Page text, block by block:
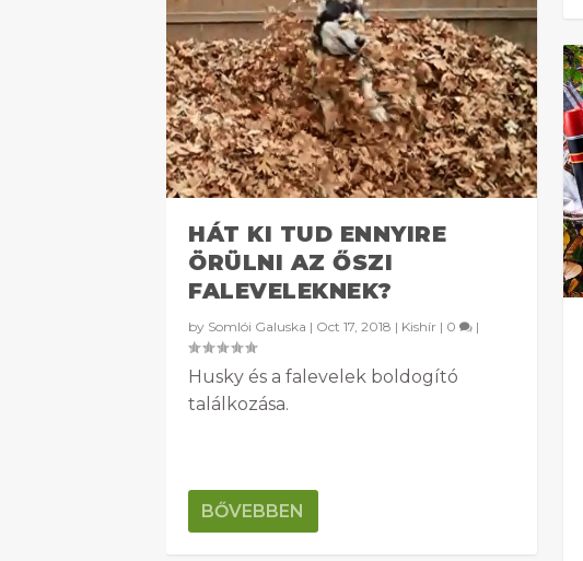
HÁT KI TUD ENNYIRE
ÖRÜLNI AZ ŐSZI
FALEVELEKNEK?
by Somlói Galuska | Oct 17, 2018 | Kishír | 0 |
Husky és a falevelek boldogító
találkozása.
BŐVEBBEN